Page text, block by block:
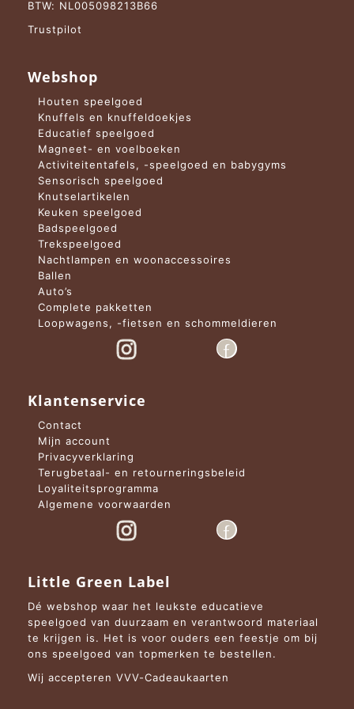
BTW: NL005098213B66
Trustpilot
Webshop
Houten speelgoed
Knuffels en knuffeldoekjes
Educatief speelgoed
Magneet- en voelboeken
Activiteitentafels, -speelgoed en babygyms
Sensorisch speelgoed
Knutselartikelen
Keuken speelgoed
Badspeelgoed
Trekspeelgoed
Nachtlampen en woonaccessoires
Ballen
Auto’s
Complete pakketten
Loopwagens, -fietsen en schommeldieren
Klantenservice
Contact
Mijn account
Privacyverklaring
Terugbetaal- en retourneringsbeleid
Loyaliteitsprogramma
Algemene voorwaarden
Little Green Label
Dé webshop waar het leukste educatieve
speelgoed van duurzaam en verantwoord materiaal
te krijgen is. Het is voor ouders een feestje om bij
ons speelgoed van topmerken te bestellen.
Wij accepteren VVV-Cadeaukaarten